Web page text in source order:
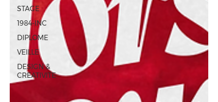
STAGE
1984-INC
DIPLOME
VEILLE
DESIGN &
CREATIVITE